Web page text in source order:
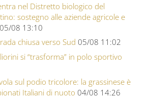
nel Distretto biologico del
sostegno alle aziende agricole e
05/08 13:10
chiusa verso Sud 05/08 11:02
si “trasforma” in polo sportivo
sul podio tricolore: la grassinese è
Italiani di nuoto 04/08 14:26